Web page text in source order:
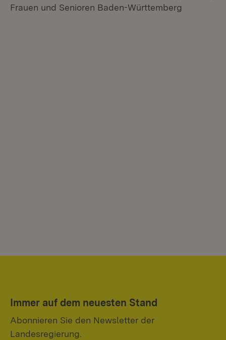
Frauen und Senioren Baden-Württemberg
Immer auf dem neuesten Stand
Abonnieren Sie den Newsletter der
Landesregierung.